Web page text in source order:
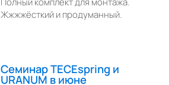
Жжжжёсткий и продуманный.
Семинар TECEspring и
URANUM в июне